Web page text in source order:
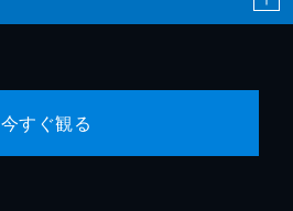
今すぐ観る